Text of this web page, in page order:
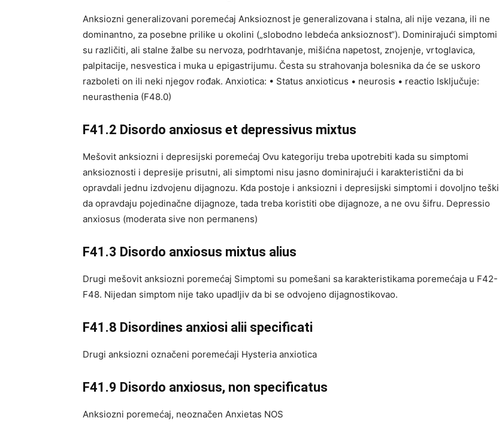
Anksiozni generalizovani poremećaj Anksioznost je generalizovana i stalna, ali nije vezana, ili ne
dominantno, za posebne prilike u okolini („slobodno lebdeća anksioznost“). Dominirajući simptomi
su različiti, ali stalne žalbe su nervoza, podrhtavanje, mišićna napetost, znojenje, vrtoglavica,
palpitacije, nesvestica i muka u epigastrijumu. Česta su strahovanja bolesnika da će se uskoro
razboleti on ili neki njegov rođak. Anxiotica: • Status anxioticus • neurosis • reactio Isključuje:
neurasthenia (F48.0)
F41.2 Disordo anxiosus et depressivus mixtus
Mešovit anksiozni i depresijski poremećaj Ovu kategoriju treba upotrebiti kada su simptomi
anksioznosti i depresije prisutni, ali simptomi nisu jasno dominirajući i karakteristični da bi
opravdali jednu izdvojenu dijagnozu. Kda postoje i anksiozni i depresijski simptomi i dovoljno teški
da opravdaju pojedinačne dijagnoze, tada treba koristiti obe dijagnoze, a ne ovu šifru. Depressio
anxiosus (moderata sive non permanens)
F41.3 Disordo anxiosus mixtus alius
Drugi mešovit anksiozni poremećaj Simptomi su pomešani sa karakteristikama poremećaja u F42-
F48. Nijedan simptom nije tako upadljiv da bi se odvojeno dijagnostikovao.
F41.8 Disordines anxiosi alii specificati
Drugi anksiozni označeni poremećaji Hysteria anxiotica
F41.9 Disordo anxiosus, non specificatus
Anksiozni poremećaj, neoznačen Anxietas NOS